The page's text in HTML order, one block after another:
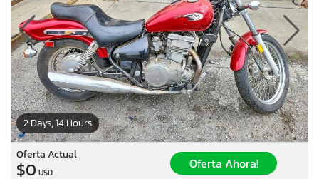
2 Days, 14 Hours
Oferta Actual
$0 USD
Oferta Ahora!
×